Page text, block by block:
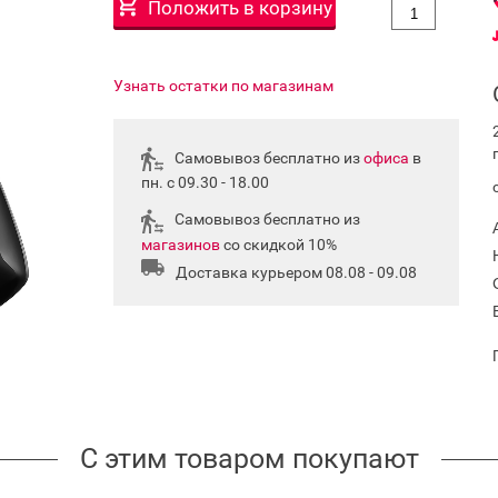
Положить в корзину
Узнать остатки по магазинам
Самовывоз бесплатно изофиса в
пн. с 09.30 - 18.00
Самовывоз бесплатно из
магазиновсо скидкой 10%
Доставка курьером 08.08 - 09.08
С этим товаром покупают